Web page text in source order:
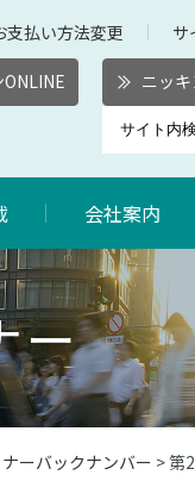
支払い方法変更 サ
ニッ
会社案内
ー
ーバックナンバー > 第